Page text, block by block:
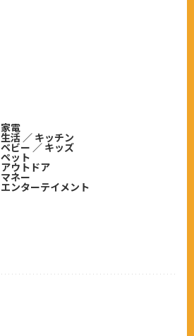
家電
生活 ／ キッチン
ベビー ／ キッズ
ペット
アウトドア
マネー
エンターテイメント